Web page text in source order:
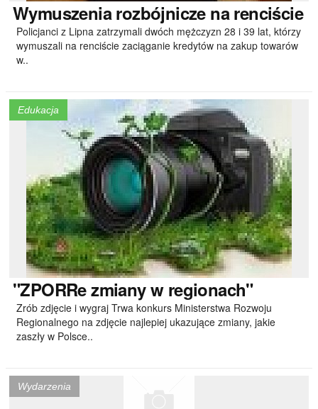
Wymuszeniarozbójnicze na renciście
Policjanci z Lipna zatrzymali dwóch mężczyzn 28 i 39 lat, którzy
wymuszali na renciście zaciąganie kredytów na zakup towarów
w..
Edukacja
"ZPORRezmiany w regionach"
Zrób zdjęcie i wygraj Trwa konkurs Ministerstwa Rozwoju
Regionalnego na zdjęcie najlepiej ukazujące zmiany, jakie
zaszły w Polsce..
Wydarzenia